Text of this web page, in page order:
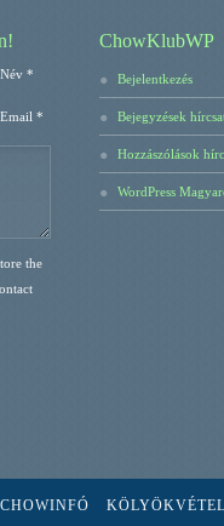
Név *
Email *
the
ChowKlubWP
Bejelentkezés
Bejegyzések
Hozzászólások
WordPress
CHOWINFÓ KÖLYÖKVÉTEL